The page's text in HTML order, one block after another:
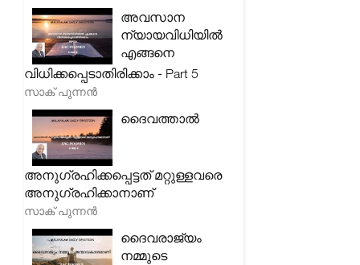
അവസാന
ന്യായവിധിയിൽ
എങ്ങനെ
വിധിക്കപ്പെടാതിരിക്കാം - Part 5
സാക് പുന്നൻ
ദൈവത്താൽ
അനുഗ്രഹിക്കപ്പെട്ടത് മറ്റുള്ളവരെ
അനുഗ്രഹിക്കാനാണ്
സാക് പുന്നൻ
ദൈവരാജ്യം
നമ്മുടെ